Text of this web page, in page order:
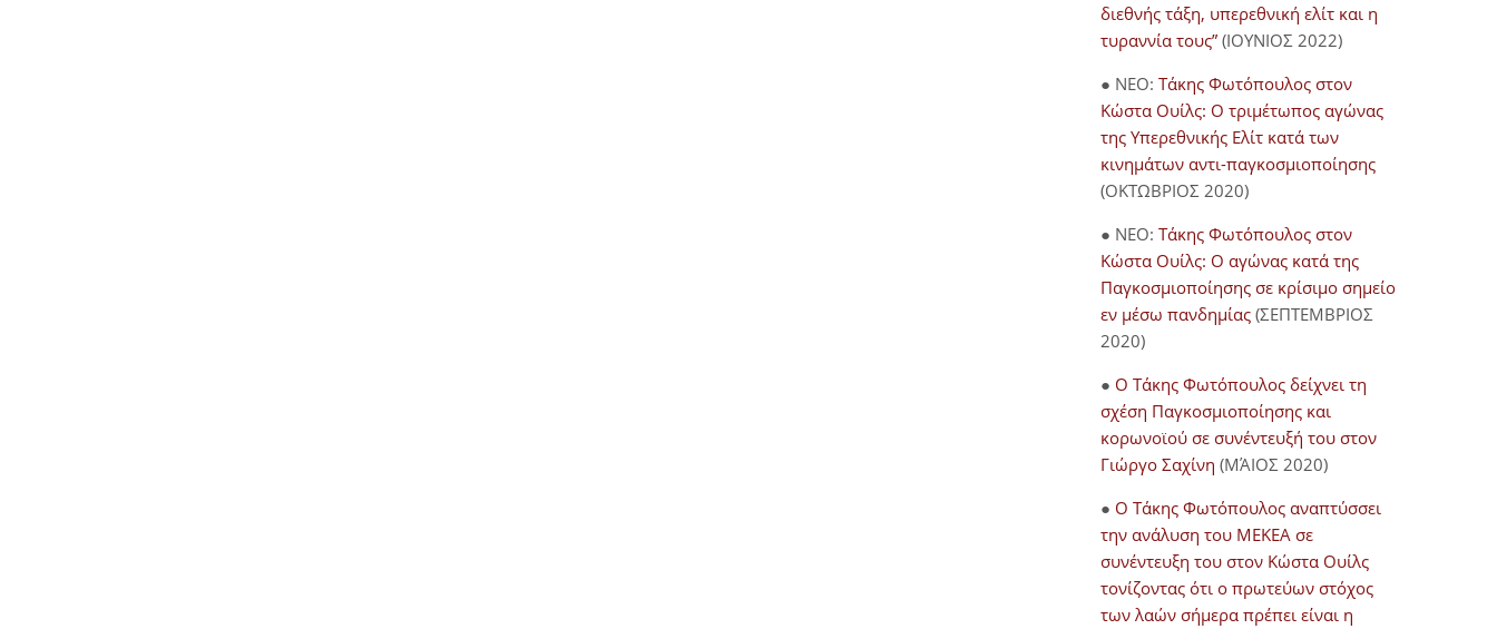
διεθνής τάξη, υπερεθνική ελίτ και η
τυραννία τους” (ΙΟΥΝΙΟΣ 2022)
● NEO: Τάκης Φωτόπουλος στον
Κώστα Ουίλς: Ο τριμέτωπος αγώνας
της Υπερεθνικής Ελίτ κατά των
κινημάτων αντι-παγκοσμιοποίησης
(ΟΚΤΩΒΡΙΟΣ 2020)
● NEO: Τάκης Φωτόπουλος στον
Κώστα Ουίλς: Ο αγώνας κατά της
Παγκοσμιοποίησης σε κρίσιμο σημείο
εν μέσω πανδημίας (ΣΕΠΤΕΜΒΡΙΟΣ
2020)
● Ο Τάκης Φωτόπουλος δείχνει τη
σχέση Παγκοσμιοποίησης και
κορωνοϊού σε συνέντευξή του στον
Γιώργο Σαχίνη (ΜΆΙΟΣ 2020)
● O Τάκης Φωτόπουλος αναπτύσσει
την ανάλυση του ΜΕΚΕΑ σε
συνέντευξη του στον Κώστα Ουίλς
τονίζοντας ότι ο πρωτεύων στόχος
των λαών σήμερα πρέπει είναι η